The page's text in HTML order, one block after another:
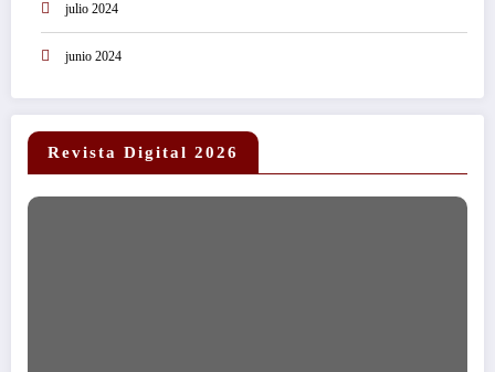
julio 2024
junio 2024
Revista Digital 2026